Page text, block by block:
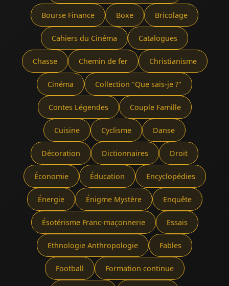
Bourse Finance Boxe Bricolage
Cahiers du Cinéma Catalogues
Chasse Chemin de fer Christianisme
Cinéma Collection "Que sais-je ?"
Contes Légendes Couple Famille
Cuisine Cyclisme Danse
Décoration Dictionnaires Droit
Économie Éducation Encyclopédies
Énergie Énigme Mystère Enquête
Ésotérisme Franc-maçonnerie Essais
Ethnologie Anthropologie Fables
Football Formation continue